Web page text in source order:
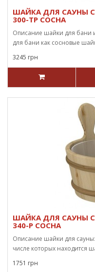
ШАЙКА ДЛЯ САУНЫ
300-TP СОСНА
Описание шайки для бани
для бани как сосновые
3245 грн
ШАЙКА ДЛЯ САУНЫ
340-P СОСНА
Описание шайки для
числе которых находится
1751 грн